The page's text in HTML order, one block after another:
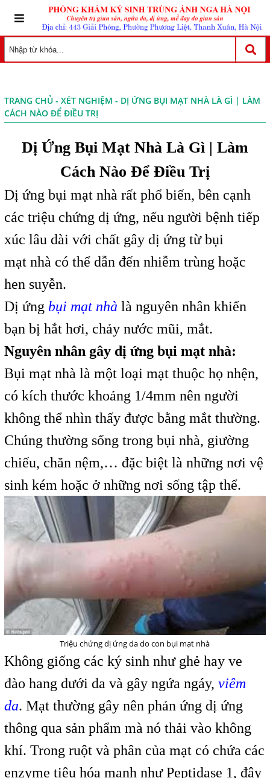
TRANG CHỦ- XÉT NGHIỆM - DỊ ỨNG BỤI MẠT NHÀ LÀ GÌ | LÀM
CÁCH NÀO ĐỂ ĐIỀU TRỊ
Dị Ứng Bụi Mạt Nhà Là Gì | Làm
Cách Nào Để Điều Trị
Dị ứng bụi mạt nhà rất phổ biến, bên cạnh
các triệu chứng dị ứng, nếu người bệnh tiếp
xúc lâu dài với chất gây dị ứng từ bụi
mạt nhà có thể dẫn đến nhiễm trùng hoặc
hen suyễn.
Dị ứng bụi mạt nhà là nguyên nhân khiến
bạn bị hắt hơi, chảy nước mũi, mắt.
Nguyên nhân gây dị ứng bụi mạt nhà:
Bụi mạt nhà là một loại mạt thuộc họ nhện,
có kích thước khoảng 1/4mm nên người
không thể nhìn thấy được bằng mắt thường.
Chúng thường sống trong bụi nhà, giường
chiếu, chăn nệm,… đặc biệt là những nơi vệ
sinh kém hoặc ở những nơi sống tập thể.
Triệu chứng dị ứng da do con bụi mạt nhà
Không giống các ký sinh như ghẻ hay ve
đào hang dưới da và gây ngứa ngáy, viêm
da. Mạt thường gây nên phản ứng dị ứng
thông qua sản phẩm mà nó thải vào không
khí. Trong ruột và phân của mạt có chứa các
enzyme tiêu hóa mạnh như Peptidase 1, đây